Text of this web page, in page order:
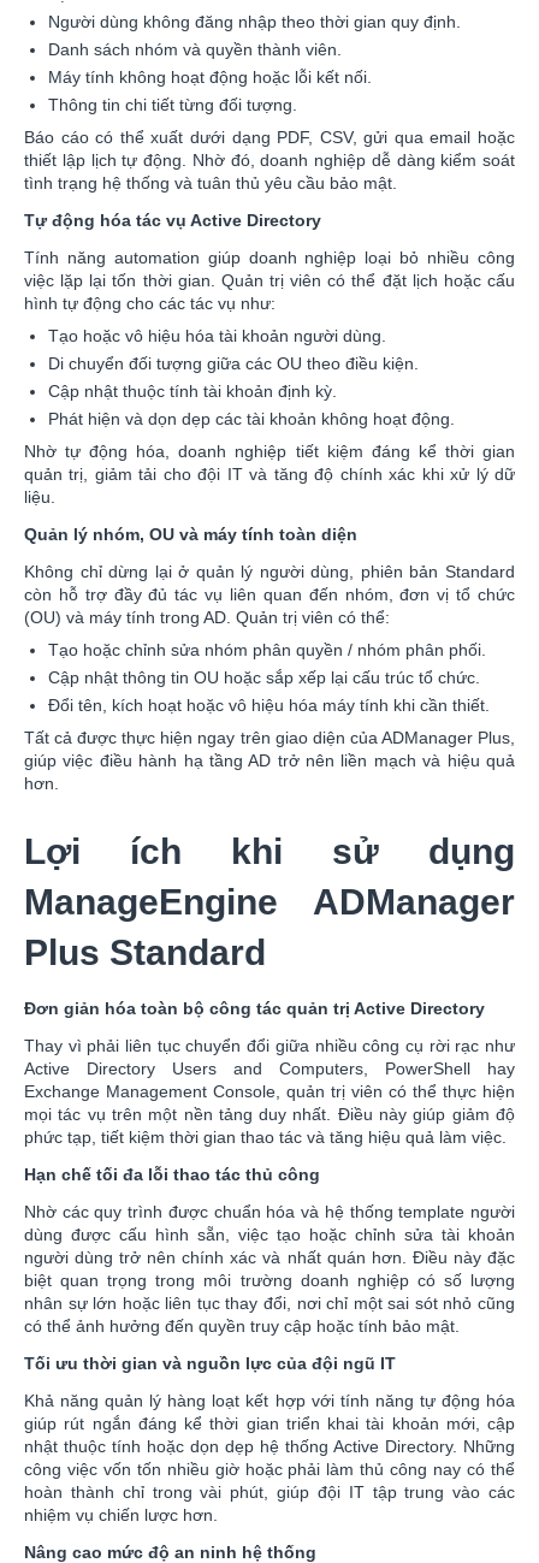
Người dùng không đăng nhập theo thời gian quy định.
Danh sách nhóm và quyền thành viên.
Máy tính không hoạt động hoặc lỗi kết nối.
Thông tin chi tiết từng đối tượng.
Báo cáo có thể xuất dưới dạng PDF, CSV, gửi qua email hoặc
thiết lập lịch tự động. Nhờ đó, doanh nghiệp dễ dàng kiểm soát
tình trạng hệ thống và tuân thủ yêu cầu bảo mật.
Tự động hóa tác vụ Active Directory
Tính năng automation giúp doanh nghiệp loại bỏ nhiều công
việc lặp lại tốn thời gian. Quản trị viên có thể đặt lịch hoặc cấu
hình tự động cho các tác vụ như:
Tạo hoặc vô hiệu hóa tài khoản người dùng.
Di chuyển đối tượng giữa các OU theo điều kiện.
Cập nhật thuộc tính tài khoản định kỳ.
Phát hiện và dọn dẹp các tài khoản không hoạt động.
Nhờ tự động hóa, doanh nghiệp tiết kiệm đáng kể thời gian
quản trị, giảm tải cho đội IT và tăng độ chính xác khi xử lý dữ
liệu.
Quản lý nhóm, OU và máy tính toàn diện
Không chỉ dừng lại ở quản lý người dùng, phiên bản Standard
còn hỗ trợ đầy đủ tác vụ liên quan đến nhóm, đơn vị tổ chức
(OU) và máy tính trong AD. Quản trị viên có thể:
Tạo hoặc chỉnh sửa nhóm phân quyền / nhóm phân phối.
Cập nhật thông tin OU hoặc sắp xếp lại cấu trúc tổ chức.
Đổi tên, kích hoạt hoặc vô hiệu hóa máy tính khi cần thiết.
Tất cả được thực hiện ngay trên giao diện của ADManager Plus,
giúp việc điều hành hạ tầng AD trở nên liền mạch và hiệu quả
hơn.
Lợi ích khi sử dụng
ManageEngine ADManager
Plus Standard
Đơn giản hóa toàn bộ công tác quản trị Active Directory
Thay vì phải liên tục chuyển đổi giữa nhiều công cụ rời rạc như
Active Directory Users and Computers, PowerShell hay
Exchange Management Console, quản trị viên có thể thực hiện
mọi tác vụ trên một nền tảng duy nhất. Điều này giúp giảm độ
phức tạp, tiết kiệm thời gian thao tác và tăng hiệu quả làm việc.
Hạn chế tối đa lỗi thao tác thủ công
Nhờ các quy trình được chuẩn hóa và hệ thống template người
dùng được cấu hình sẵn, việc tạo hoặc chỉnh sửa tài khoản
người dùng trở nên chính xác và nhất quán hơn. Điều này đặc
biệt quan trọng trong môi trường doanh nghiệp có số lượng
nhân sự lớn hoặc liên tục thay đổi, nơi chỉ một sai sót nhỏ cũng
có thể ảnh hưởng đến quyền truy cập hoặc tính bảo mật.
Tối ưu thời gian và nguồn lực của đội ngũ IT
Khả năng quản lý hàng loạt kết hợp với tính năng tự động hóa
giúp rút ngắn đáng kể thời gian triển khai tài khoản mới, cập
nhật thuộc tính hoặc dọn dẹp hệ thống Active Directory. Những
công việc vốn tốn nhiều giờ hoặc phải làm thủ công nay có thể
hoàn thành chỉ trong vài phút, giúp đội IT tập trung vào các
nhiệm vụ chiến lược hơn.
Nâng cao mức độ an ninh hệ thống